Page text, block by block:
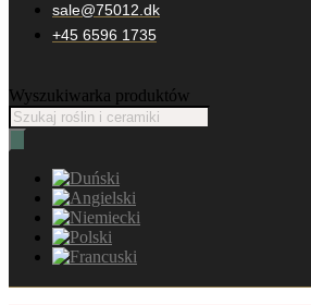
sale@75012.dk
+45 6596 1735
Wyszukiwarka produktów